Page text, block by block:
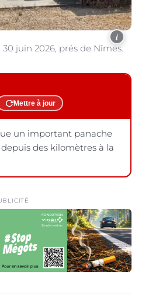
juin 2026, prés de Nîmes.
i
Mettre à jour
un important panache
des kilomètres à la